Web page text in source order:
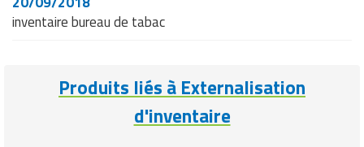
inventaire bureau de tabac
Produits liés à Externalisation
d'inventaire